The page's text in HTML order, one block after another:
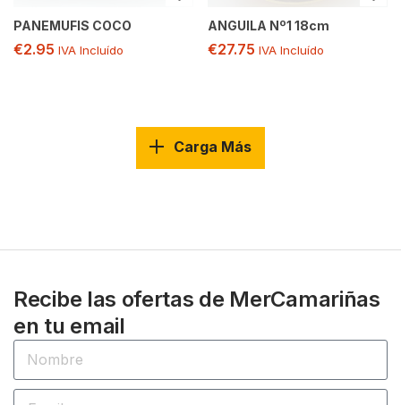
PANEMUFIS COCO
€2.95 IVA Incluído
ANGUILA Nº1 18cm
€27.75 IVA Incluído
Carga Más
Recibe las ofertas de MerCamariñas
en tu email